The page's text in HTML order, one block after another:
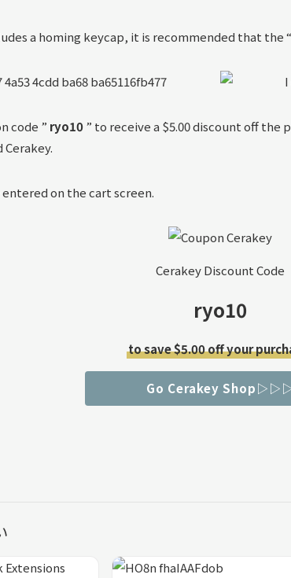
a homing keycap, it is recommended that the
code ” ryo10” to receive a $5.00 discount off
entered on the cart screen.
Cerakey Discount Code
ryo10
to save $5.00 off your
Go Cerakey